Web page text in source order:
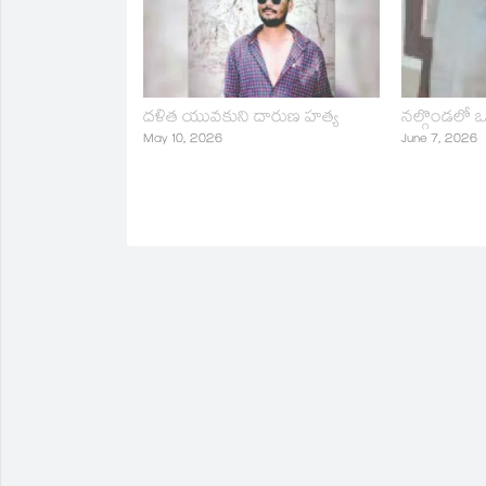
window)
దళిత యువకుని దారుణ హత్య
May 10, 2026
నల్గొండలో
June 7, 2026